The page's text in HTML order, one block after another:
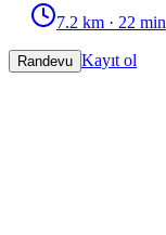
7.2 km · 22 min
Randevu Kayıt ol